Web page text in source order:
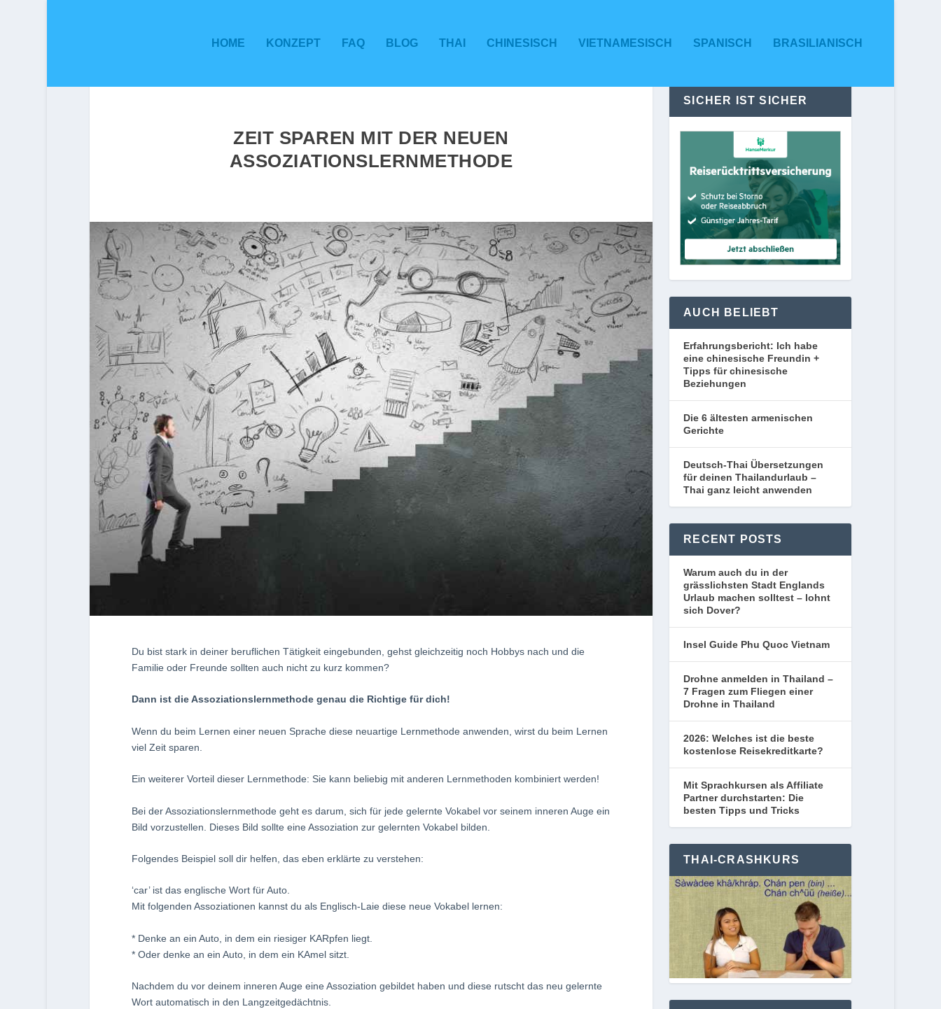
HOME KONZEPT FAQ BLOG THAI CHINESISCH VIETNAMESISCH SPANISCH BRASILIANISCH
ZEIT SPAREN MIT DER NEUEN
ASSOZIATIONSLERNMETHODE
Du bist stark in deiner beruflichen Tätigkeit eingebunden, gehst gleichzeitig noch Hobbys nach und die
Familie oder Freunde sollten auch nicht zu kurz kommen?
Dann ist die Assoziationslernmethode genau die Richtige für dich!
Wenn du beim Lernen einer neuen Sprache diese neuartige Lernmethode anwenden, wirst du beim Lernen
viel Zeit sparen.
Ein weiterer Vorteil dieser Lernmethode: Sie kann beliebig mit anderen Lernmethoden kombiniert werden!
Bei der Assoziationslernmethode geht es darum, sich für jede gelernte Vokabel vor seinem inneren Auge ein
Bild vorzustellen. Dieses Bild sollte eine Assoziation zur gelernten Vokabel bilden.
Folgendes Beispiel soll dir helfen, das eben erklärte zu verstehen:
‘car’ ist das englische Wort für Auto.
Mit folgenden Assoziationen kannst du als Englisch-Laie diese neue Vokabel lernen:
* Denke an ein Auto, in dem ein riesiger KARpfen liegt.
* Oder denke an ein Auto, in dem ein KAmel sitzt.
Nachdem du vor deinem inneren Auge eine Assoziation gebildet haben und diese rutscht das neu gelernte
Wort automatisch in den Langzeitgedächtnis.
SICHER IST SICHER
AUCH BELIEBT
Erfahrungsbericht: Ich habe
eine chinesische Freundin +
Tipps für chinesische
Beziehungen
Die 6 ältesten armenischen
Gerichte
Deutsch-Thai Übersetzungen
für deinen Thailandurlaub –
Thai ganz leicht anwenden
RECENT POSTS
Warum auch du in der
grässlichsten Stadt Englands
Urlaub machen solltest – lohnt
sich Dover?
Insel Guide Phu Quoc Vietnam
Drohne anmelden in Thailand –
7 Fragen zum Fliegen einer
Drohne in Thailand
2026: Welches ist die beste
kostenlose Reisekreditkarte?
Mit Sprachkursen als Affiliate
Partner durchstarten: Die
besten Tipps und Tricks
THAI-CRASHKURS